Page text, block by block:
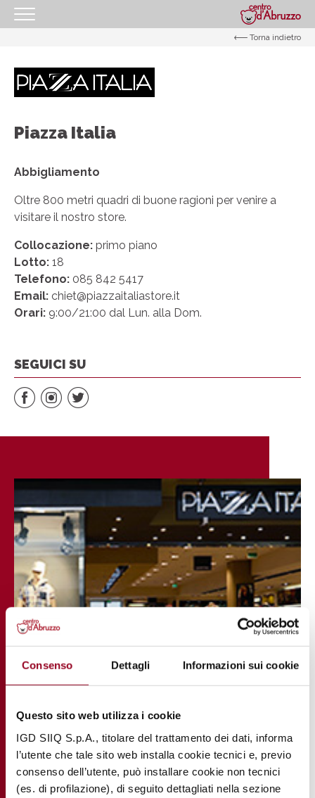
Consenso Dettagli Informazioni sui cookie
Questo sito web utilizza i cookie
IGD SIIQ S.p.A., titolare del trattamento dei dati, informa
l’utente che tale sito web installa cookie tecnici e, previo
consenso dell’utente, può installare cookie non tecnici
(es. di profilazione), di seguito dettagliati nella sezione
IL CENTRO
I NOSTRI ORARI
COME RAGGIUNGERCI
NEGOZI
GIFT CARD
I NOSTRI SERVIZI
IL TUO BUSINESS AL CENTRO
CONTATTI
Torna indietro
Piazza Italia
Abbigliamento
Oltre 800 metri quadri di buone ragioni per venire a
visitare il nostro store.
Collocazione: primo piano
Lotto: 18
Telefono: 085 842 5417
Email: chiet@piazzaitaliastore.it
Orari: 9:00/21:00 dal Lun. alla Dom.
SEGUICI SU